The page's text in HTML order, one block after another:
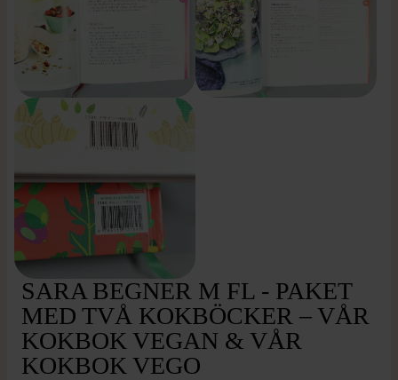
SARA BEGNER M FL - PAKET
MED TVÅ KOKBÖCKER – VÅR
KOKBOK VEGAN & VÅR
KOKBOK VEGO